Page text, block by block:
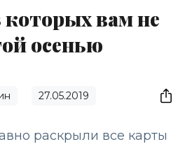
которых вам не
осенью
27.05.2019
раскрыли все карты